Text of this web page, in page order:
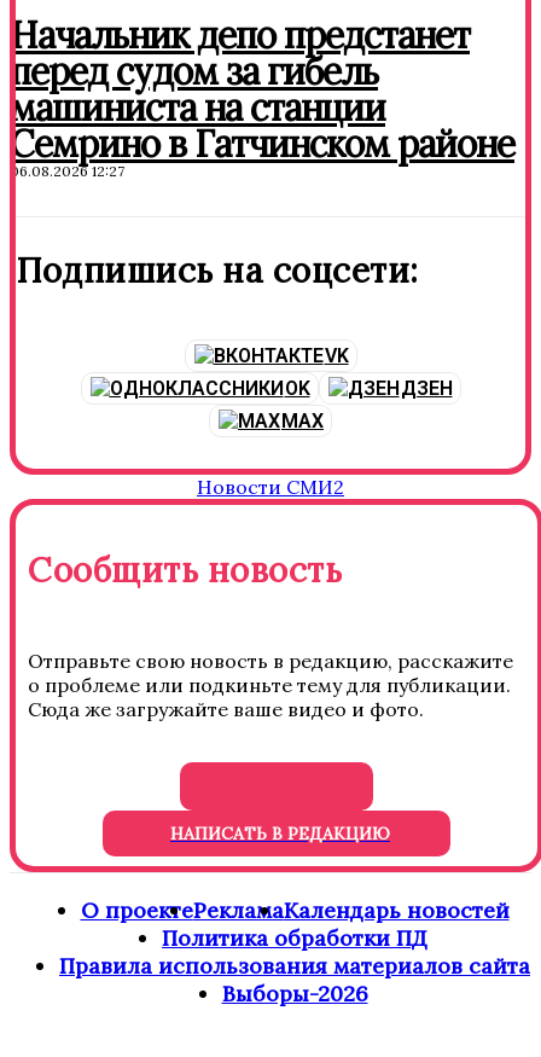
Начальник депо предстанет
перед судом за гибель
машиниста на станции
Семрино в Гатчинском районе
06.08.2026 12:27
Подпишись на соцсети:
VK
OK
ДЗЕН
MAX
Новости СМИ2
Сообщить новость
Отправьте свою новость в редакцию, расскажите
о проблеме или подкиньте тему для публикации.
Сюда же загружайте ваше видео и фото.
НАПИСАТЬ В РЕДАКЦИЮ
О проектеРекламаКалендарь новостей
Политика обработки ПД
Правила использования материалов сайта
Выборы-2026